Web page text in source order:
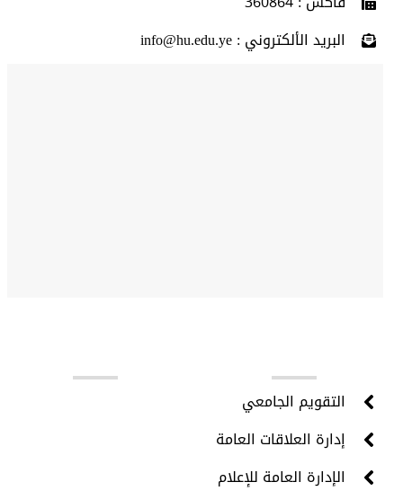
البريد الألكتروني : info@hu.edu.ye
التقويم الجامعي
إدارة العلاقات العامة
الإدارة العامة للإعلام